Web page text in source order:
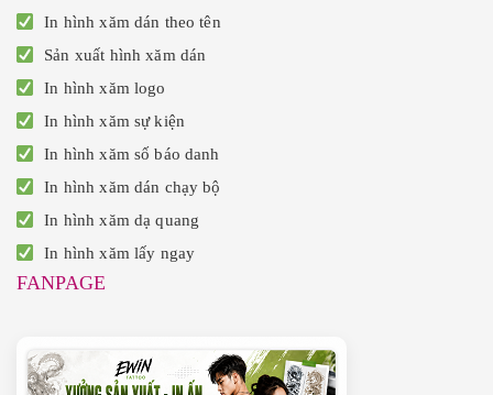
In hình xăm dán theo tên
Sản xuất hình xăm dán
In hình xăm logo
In hình xăm sự kiện
In hình xăm số báo danh
In hình xăm dán chạy bộ
In hình xăm dạ quang
In hình xăm lấy ngay
FANPAGE